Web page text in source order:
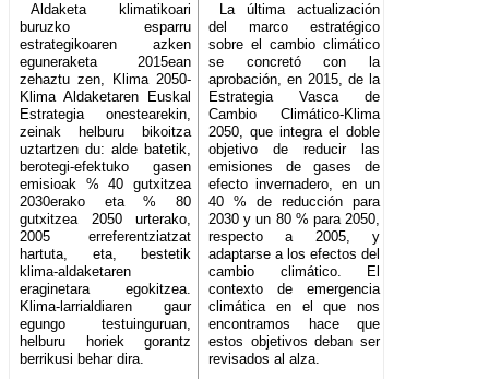
Aldaketa klimatikoari
buruzko esparru
estrategikoaren azken
eguneraketa 2015ean
zehaztu zen, Klima 2050-
Klima Aldaketaren Euskal
Estrategia onestearekin,
zeinak helburu bikoitza
uztartzen du: alde batetik,
berotegi-efektuko gasen
emisioak % 40 gutxitzea
2030erako eta % 80
gutxitzea 2050 urterako,
2005 erreferentziatzat
hartuta, eta, bestetik
klima-aldaketaren
eraginetara egokitzea.
Klima-larrialdiaren gaur
egungo testuinguruan,
helburu horiek gorantz
berrikusi behar dira.
La última actualización
del marco estratégico
sobre el cambio climático
se concretó con la
aprobación, en 2015, de la
Estrategia Vasca de
Cambio Climático-Klima
2050, que integra el doble
objetivo de reducir las
emisiones de gases de
efecto invernadero, en un
40 % de reducción para
2030 y un 80 % para 2050,
respecto a 2005, y
adaptarse a los efectos del
cambio climático. El
contexto de emergencia
climática en el que nos
encontramos hace que
estos objetivos deban ser
revisados al alza.